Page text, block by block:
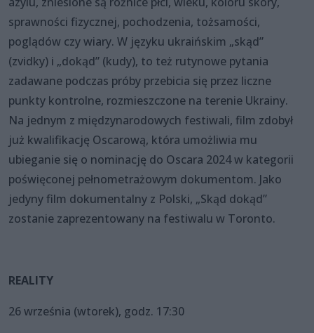
sprawności fizycznej, pochodzenia, tożsamości,
poglądów czy wiary. W języku ukraińskim „skąd”
(zvidky) i „dokąd” (kudy), to też rutynowe pytania
zadawane podczas próby przebicia się przez liczne
punkty kontrolne, rozmieszczone na terenie Ukrainy.
Na jednym z międzynarodowych festiwali, film zdobył
już kwalifikację Oscarową, która umożliwia mu
ubieganie się o nominację do Oscara 2024 w kategorii
poświęconej pełnometrażowym dokumentom. Jako
jedyny film dokumentalny z Polski, „Skąd dokąd”
zostanie zaprezentowany na festiwalu w Toronto.
REALITY
26 września (wtorek), godz. 17:30